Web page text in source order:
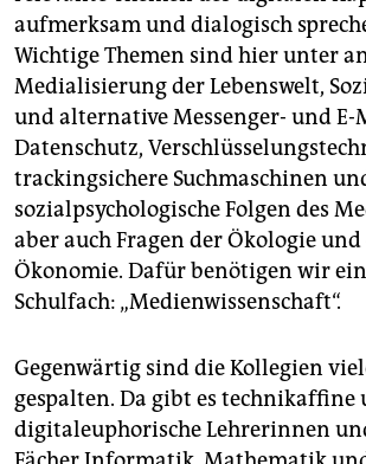
aufmerksam und dialogisch
Wichtige Themen sind hier unter
Medialisierung der Lebenswelt,
und alternative Messenger- und E-
Datenschutz,
trackingsichere Suchmaschinen
sozialpsychologische Folgen des
aber auch Fragen der Ökologie
Ökonomie. Dafür benötigen wir
Schulfach: „Medienwissenschaft“.
Gegenwärtig sind die Kollegien
gespalten. Da gibt es technikaffine
digitaleuphorische Lehrerinnen